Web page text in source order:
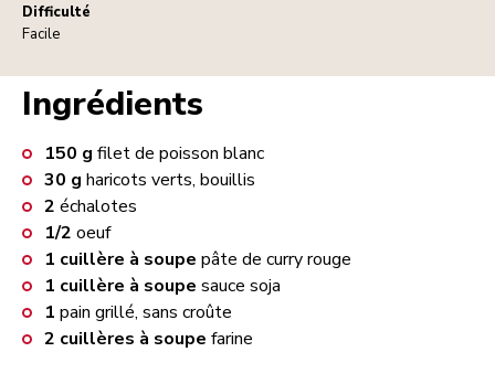
Difficulté
Facile
Ingrédients
150 g filet de poisson blanc
30 g haricots verts, bouillis
2 échalotes
1/2 oeuf
1 cuillère à soupe pâte de curry rouge
1 cuillère à soupe sauce soja
1 pain grillé, sans croûte
2 cuillères à soupe farine